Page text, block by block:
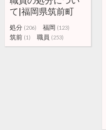
て|福岡県筑前町
処分 (206) 福岡 (123)
筑前 (1) 職員 (253)